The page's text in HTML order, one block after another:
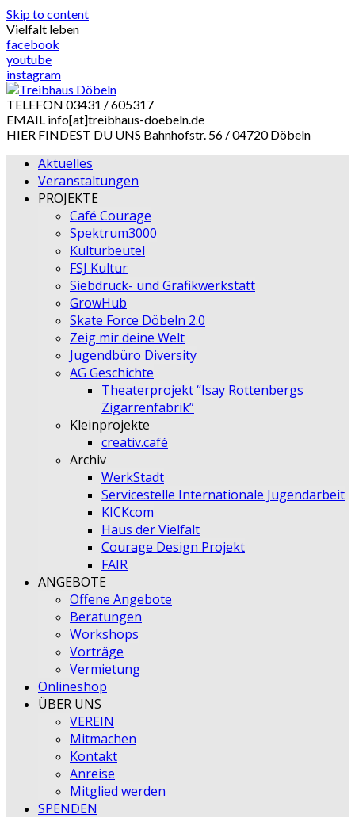
Skip to content
Vielfalt leben
facebook
youtube
instagram
TELEFON 03431 / 605317
EMAIL info[at]treibhaus-doebeln.de
HIER FINDEST DU UNS Bahnhofstr. 56 / 04720 Döbeln
Aktuelles
Veranstaltungen
PROJEKTE
Café Courage
Spektrum3000
Kulturbeutel
FSJ Kultur
Siebdruck- und Grafikwerkstatt
GrowHub
Skate Force Döbeln 2.0
Zeig mir deine Welt
Jugendbüro Diversity
AG Geschichte
Theaterprojekt “Isay Rottenbergs
Zigarrenfabrik”
Kleinprojekte
creativ.café
Archiv
WerkStadt
Servicestelle Internationale Jugendarbeit
KICKcom
Haus der Vielfalt
Courage Design Projekt
FAIR
ANGEBOTE
Offene Angebote
Beratungen
Workshops
Vorträge
Vermietung
Onlineshop
ÜBER UNS
VEREIN
Mitmachen
Kontakt
Anreise
Mitglied werden
SPENDEN